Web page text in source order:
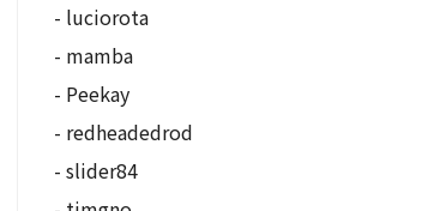
- luciorota
- mamba
- Peekay
- redheadedrod
- slider84